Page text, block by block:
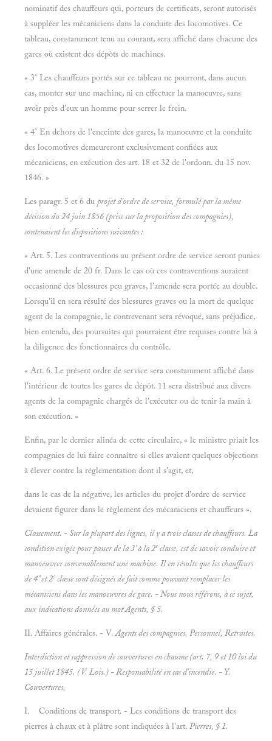
nominatif des chauffeurs qui, porteurs de certificats, seront autorisés
à suppléer les mécaniciens dans la conduite des locomotives. Ce
tableau, constamment tenu au courant, sera affiché dans chacune des
gares où existent des dépôts de machines.
« 3° Les chauffeurs portés sur ce tableau ne pourront, dans aucun
cas, monter sur une machine, ni en effectuer la manoeuvre, sans
avoir près d'eux un homme pour serrer le frein.
« 4° En dehors de l'enceinte des gares, la manoeuvre et la conduite
des locomotives demeureront exclusivement confiées aux
mécaniciens, en exécution des art. 18 et 32 de l'ordonn. du 15 nov.
1846. »
Les paragr. 5 et 6 du projet d'ordre de service, formulé par la même
décision du 24 juin 1856 (prise sur la proposition des compagnies),
contenaient les dispositions suivantes :
« Art. 5. Les contraventions au présent ordre de service seront punies
d'une amende de 20 fr. Dans le cas où ces contraventions auraient
occasionné des blessures peu graves, l'amende sera portée au double.
Lorsqu'il en sera résulté des blessures graves ou la mort de quelque
agent de la compagnie, le contrevenant sera révoqué, sans préjudice,
bien entendu, des poursuites qui pourraient être requises contre lui à
la diligence des fonctionnaires du contrôle.
« Art. 6. Le présent ordre de service sera constamment affiché dans
l'intérieur de toutes les gares de dépôt. 11 sera distribué aux divers
agents de la compagnie chargés de l'exécuter ou de tenir la main à
son exécution. »
Enfin, par le dernier alinéa de cette circulaire, « le ministre priait les
compagnies de lui faire connaître si elles avaient quelques objections
à élever contre la réglementation dont il s'agit, et,
dans le cas de la négative, les articles du projet d'ordre de service
devaient figurer dans le règlement des mécaniciens et chauffeurs ».
Classement. - Sur la plupart des lignes, il y a trois classes de chauffeurs. La
condition exigée pour passer de la 3' à la 2e classe, est de savoir conduire et
manoeuvrer convenablement une machine. Il en résulte que les chauffeurs
de 4" et 2e classe sont désignés de fait comme pouvant remplacer les
mécaniciens dans les manoeuvres de gare. - Nous nous référons, à ce sujet,
aux indications données au motAgents, § 5.
II. Affaires générales. - V.Agents des compagnies, Personnel, Retraites.
Interdiction et suppression de couvertures en chaume (art. 7, 9 et 10 loi du
15 juillet 1845. (V.Lois.) - Responsabilité en cas d'incendie. - Y.
Couvertures,
I. Conditions de transport. - Les conditions de transport des
pierres à chaux et à plâtre sont indiquées à l'art. Pierres, § 1.